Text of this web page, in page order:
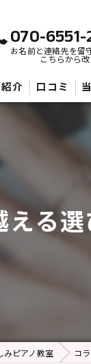
070-6551-
お名前と連絡先を留
こちらから
介 口コミ
る
みピアノ教室 コ